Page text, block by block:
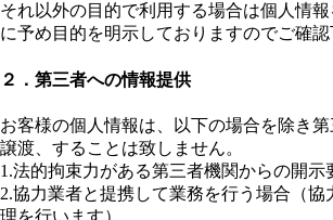
それ以外の目的で利用する場合は個人情
に予め目的を明示しておりますのでご確認
２．第三者への情報提供
お客様の個人情報は、以下の場合を除き第
譲渡、することは致しません。
1.法的拘束力がある第三者機関からの開示
2.協力業者と提携して業務を行う場合（協
理を行います）